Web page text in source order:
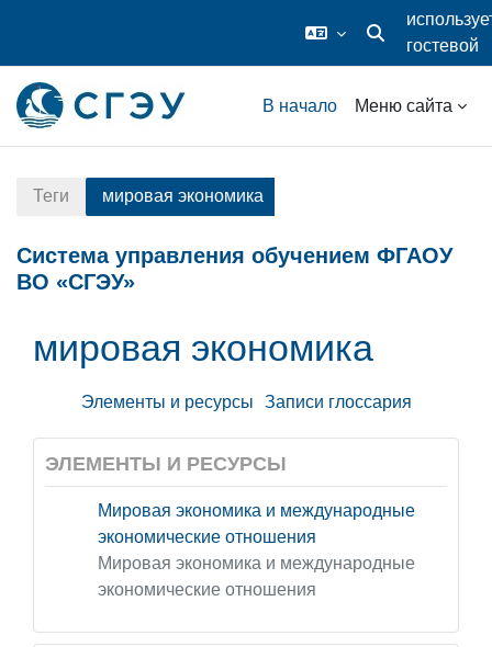
Изменитьгостевой
доступ
В начало
Меню сайта
Теги мировая экономика
Система управления обучением ФГАОУ
ВО «СГЭУ»
мировая экономика
Элементы и ресурсы Записи глоссария
ЭЛЕМЕНТЫ И РЕСУРСЫ
Мировая экономика и международные
экономические отношения
Мировая экономика и международные
экономические отношения